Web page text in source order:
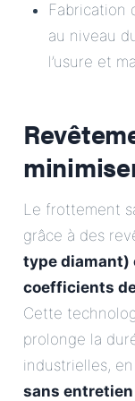
Fabrication
au niveau
l’usure et
Le frottement
grâce à des
type diamant)
coefficients
Cette
prolonge la
industrielles,
sans